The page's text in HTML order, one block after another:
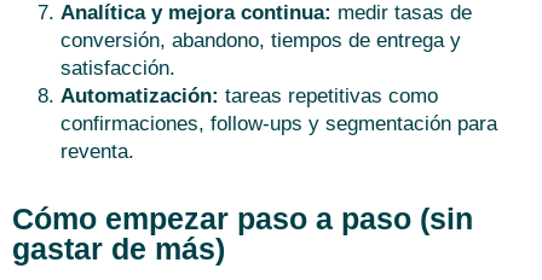
Analítica y mejora continua: medir tasas de
conversión, abandono, tiempos de entrega y
satisfacción.
Automatización: tareas repetitivas como
confirmaciones, follow-ups y segmentación para
reventa.
Cómo empezar paso a paso (sin
gastar de más)